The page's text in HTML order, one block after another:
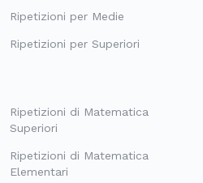
Ripetizioni per Medie
Ripetizioni per Superiori
Ripetizioni di Matematica
Superiori
Ripetizioni di Matematica
Elementari